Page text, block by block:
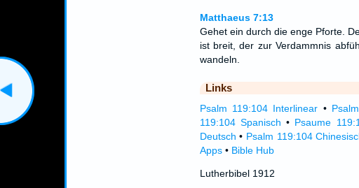
Matthaeus 7:13
Gehet ein durch die enge Pforte.
ist breit, der zur Verdammnis
wandeln.
Links
Psalm 119:104 Interlinear •
119:104 Spanisch • Psaume
Deutsch • Psalm 119:104
Apps• Bible Hub
Lutherbibel 1912